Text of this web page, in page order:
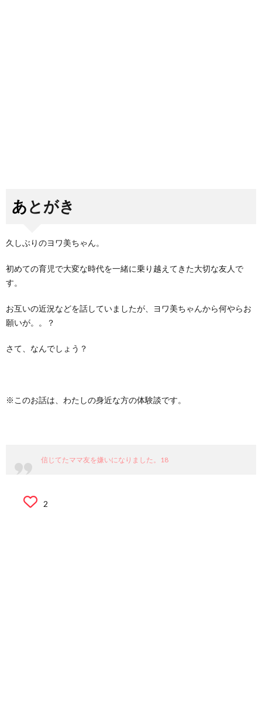
あとがき
久しぶりのヨワ美ちゃん。
初めての育児で大変な時代を一緒に乗り越えてきた大切な友人で
す。
お互いの近況などを話していましたが、ヨワ美ちゃんから何やらお
願いが。。？
さて、なんでしょう？
※このお話は、わたしの身近な方の体験談です。
信じてたママ友を嫌いになりました。18
2